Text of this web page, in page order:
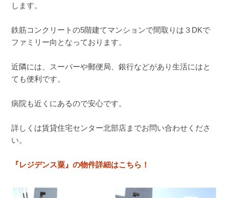
します。
鉄筋コンクリートの5階建てマンションで間取りは３DKで
ファミリー向となっております。
近隣には、スーパーや郵便局、銀行などがあり生活にはと
ても便利です。
病院も近くにあるので安心です。
詳しくは賃貸住宅センター北部店までお問い合わせくださ
い。
『レジデンス粟』の物件詳細はこちら！